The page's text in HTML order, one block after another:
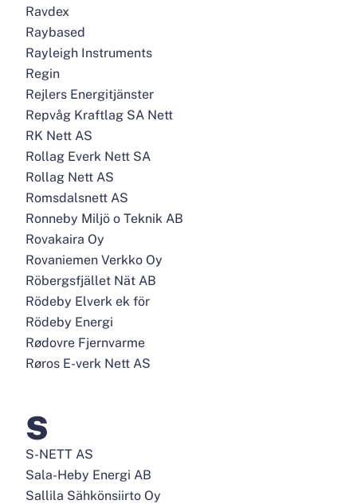
Ravdex
Raybased
Rayleigh Instruments
Regin
Rejlers Energitjänster
Repvåg Kraftlag SA Nett
RK Nett AS
Rollag Everk Nett SA
Rollag Nett AS
Romsdalsnett AS
Ronneby Miljö o Teknik AB
Rovakaira Oy
Rovaniemen Verkko Oy
Röbergsfjället Nät AB
Rödeby Elverk ek för
Rödeby Energi
Rødovre Fjernvarme
Røros E-verk Nett AS
S
S-NETT AS
Sala-Heby Energi AB
Sallila Sähkönsiirto Oy